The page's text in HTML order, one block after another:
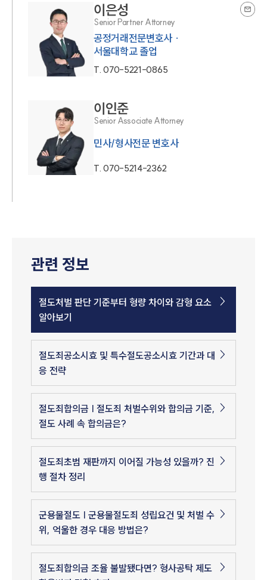
이은성
Senior Partner Attorney
공정거래전문변호사 ·
서울대학교 졸업
T.070-5221-0865
이인준
Senior Associate Attorney
민사/형사전문 변호사
T.070-5214-2362
관련 정보
절도처벌 판단 기준부터 형량 차이와 감형 요소
알아보기
절도죄공소시효 및 특수절도공소시효 기간과 대
응 전략
절도죄합의금 | 절도죄 처벌수위와 합의금 기준,
절도 사례 속 합의금은?
절도죄초범 재판까지 이어질 가능성 있을까? 진
행 절차 정리
군용물절도 | 군용물절도죄 성립요건 및 처벌 수
위, 억울한 경우 대응 방법은?
절도죄합의금 조율 불발됐다면? 형사공탁 제도